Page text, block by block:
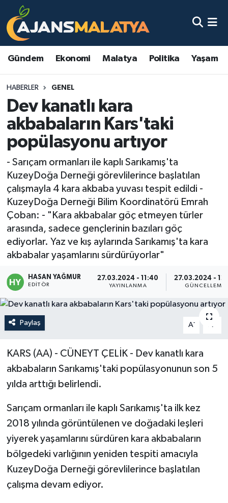
Gündem Ekonomi Malatya Politika Yaşam
HABERLER GENEL
Dev kanatlı kara
akbabaların Kars'taki
popülasyonu artıyor
- Sarıçam ormanları ile kaplı Sarıkamış'ta
KuzeyDoğa Derneği görevlilerince başlatılan
çalışmayla 4 kara akbaba yuvası tespit edildi -
KuzeyDoğa Derneği Bilim Koordinatörü Emrah
Çoban: - "Kara akbabalar göç etmeyen türler
arasında, sadece gençlerinin bazıları göç
ediyorlar. Yaz ve kış aylarında Sarıkamış'ta kara
akbabalar yaşamlarını sürdürüyorlar"
HASAN YAĞMUR
EDITÖR
27.03.2024 - 11:40
YAYINLANMA
27.03.2024 -
GÜNCELLEME
Paylaş A- A
KARS (AA) - CÜNEYT ÇELİK - Dev kanatlı kara
akbabaların Sarıkamış'taki popülasyonunun son 5
yılda arttığı belirlendi.
Sarıçam ormanları ile kaplı Sarıkamış'ta ilk kez
2018 yılında görüntülenen ve doğadaki leşleri
yiyerek yaşamlarını sürdüren kara akbabaların
bölgedeki varlığının yeniden tespiti amacıyla
KuzeyDoğa Derneği görevlilerince başlatılan
çalışma devam ediyor.
Asayiş
Eğitim
Ekonomi
Gündem
Kadın
Kültür & Sanat
Magazin
Politika
Sağlık
Teknoloji
Yaşam
Malatya Nöbetçi Eczaneler
Malatya Namaz Vakitleri
Malatya Trafik Yoğunluk Haritası
TFF 3.Lig 2.Grup Puan Durumu ve Fikstür
Tüm Manşetler
Son Dakika Haberleri
Haber Arşivi